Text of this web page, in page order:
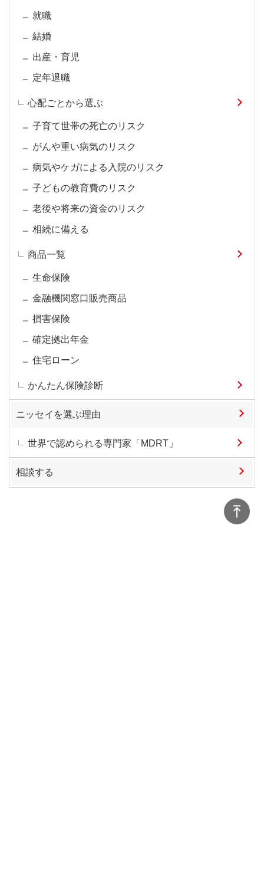
就職
結婚
出産・育児
定年退職
心配ごとから選ぶ
子育て世帯の死亡のリスク
がんや重い病気のリスク
病気やケガによる入院のリスク
子どもの教育費のリスク
老後や将来の資金のリスク
相続に備える
商品一覧
生命保険
金融機関窓口販売商品
損害保険
確定拠出年金
住宅ローン
かんたん保険診断
ニッセイを選ぶ理由
世界で認められる専門家「MDRT」
相談する